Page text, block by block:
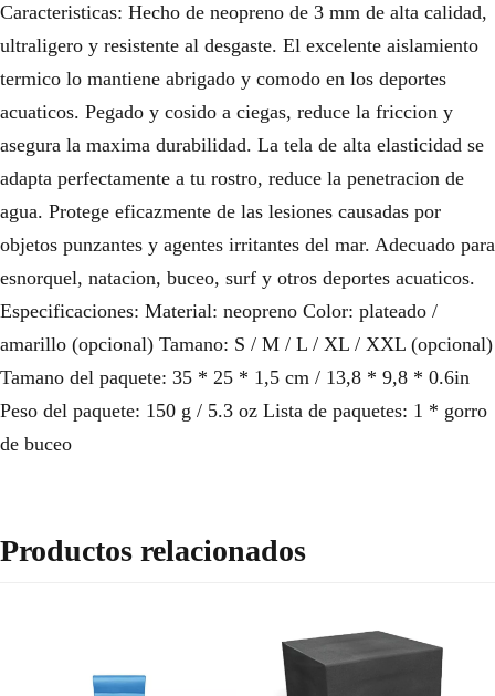
Caracteristicas: Hecho de neopreno de 3 mm de alta calidad,
ultraligero y resistente al desgaste. El excelente aislamiento
termico lo mantiene abrigado y comodo en los deportes
acuaticos. Pegado y cosido a ciegas, reduce la friccion y
asegura la maxima durabilidad. La tela de alta elasticidad se
adapta perfectamente a tu rostro, reduce la penetracion de
agua. Protege eficazmente de las lesiones causadas por
objetos punzantes y agentes irritantes del mar. Adecuado para
esnorquel, natacion, buceo, surf y otros deportes acuaticos.
Especificaciones: Material: neopreno Color: plateado /
amarillo (opcional) Tamano: S / M / L / XL / XXL (opcional)
Tamano del paquete: 35 * 25 * 1,5 cm / 13,8 * 9,8 * 0.6in
Peso del paquete: 150 g / 5.3 oz Lista de paquetes: 1 * gorro
de buceo
Productos relacionados